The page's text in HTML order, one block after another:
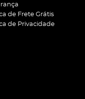
de Frete Grátis
de Privacidade